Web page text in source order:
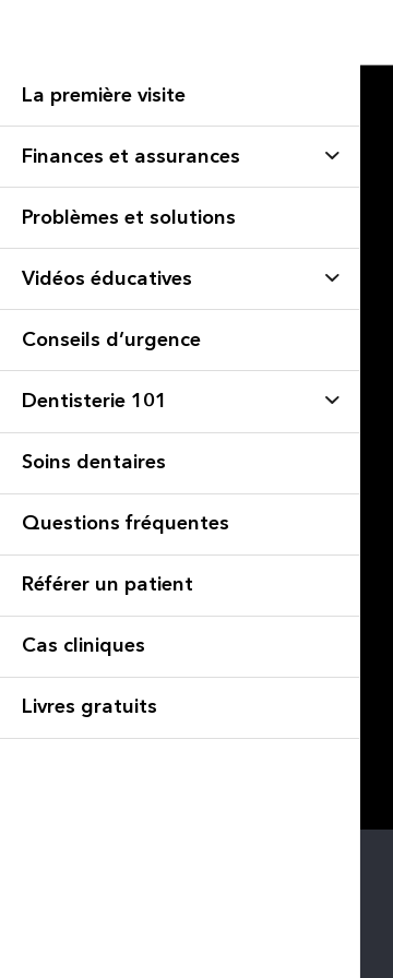
La première visite
Finances et assurances
Problèmes et solutions
Vidéos éducatives
Conseils d’urgence
Dentisterie 101
Soins dentaires
Questions fréquentes
Référer un patient
Cas cliniques
Livres gratuits